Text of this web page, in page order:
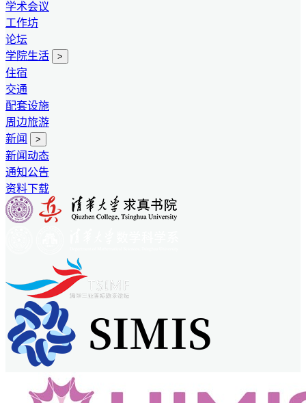
学术会议
工作坊
论坛
学院生活
>
住宿
交通
配套设施
周边旅游
新闻
>
新闻动态
通知公告
资料下载